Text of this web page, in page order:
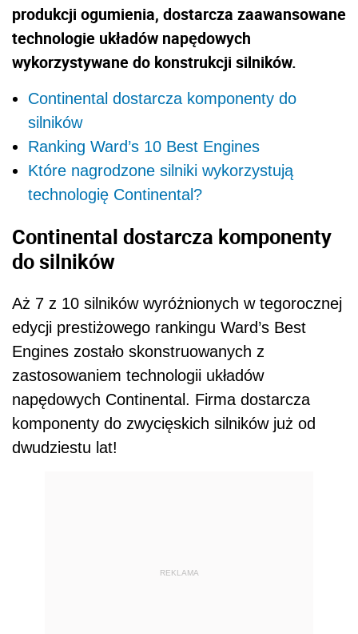
produkcji ogumienia, dostarcza zaawansowane
technologie układów napędowych
wykorzystywane do konstrukcji silników.
Continental dostarcza komponenty do
silników
Ranking Ward’s 10 Best Engines
Które nagrodzone silniki wykorzystują
technologię Continental?
Continental dostarcza komponenty
do silników
Aż 7 z 10 silników wyróżnionych w tegorocznej
edycji prestiżowego rankingu Ward’s Best
Engines zostało skonstruowanych z
zastosowaniem technologii układów
napędowych Continental. Firma dostarcza
komponenty do zwycięskich silników już od
dwudziestu lat!
REKLAMA